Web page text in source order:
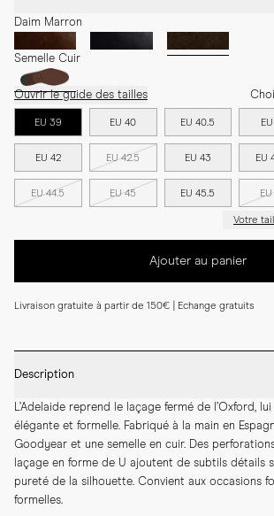
Daim Marron
Semelle Cuir
Ouvrir le guide des tailles
EU 39 EU 40 EU 40.5 EU
EU 42 EU 42.5 EU 43 EU
EU 44.5 EU 45 EU 45.5
Votre
Ajouter au panier
Livraison gratuite à partir de 150€ | Echange gratuits
Description
L’Adelaide reprend le laçage fermé de l’Oxford,
élégante et formelle. Fabriqué à la main en
Goodyear et une semelle en cuir. Des
laçage en forme de U ajoutent de subtils détails
pureté de la silhouette. Convient aux occasions
formelles.